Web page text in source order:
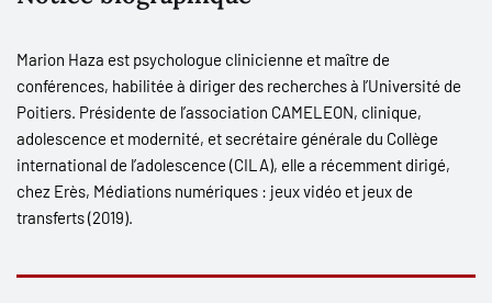
Marion Haza est psychologue clinicienne et maître de
conférences, habilitée à diriger des recherches à l’Université de
Poitiers. Présidente de l’association CAMELEON, clinique,
adolescence et modernité, et secrétaire générale du Collège
international de l’adolescence (CILA), elle a récemment dirigé,
chez Erès, Médiations numériques : jeux vidéo et jeux de
transferts (2019).